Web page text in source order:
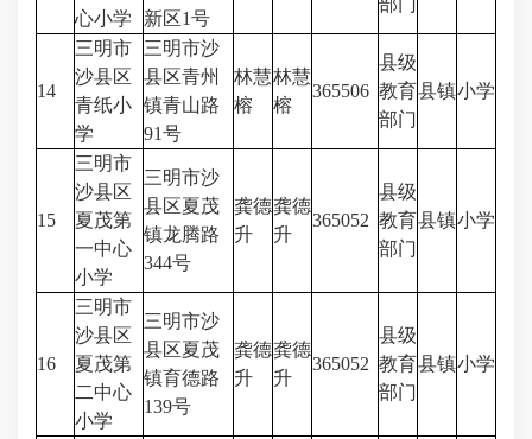
心小学
新区1号
部门
14
三明市
沙县区
青纸小
学
三明市沙
县区青州
镇青山路
91号
林慧
榕
林慧
榕
365506
县级
教育
部门
县镇小学
15
三明市
沙县区
夏茂第
一中心
小学
三明市沙
县区夏茂
镇龙腾路
344号
龚德
升
龚德
升
365052
县级
教育
部门
县镇小学
16
三明市
沙县区
夏茂第
二中心
小学
三明市沙
县区夏茂
镇育德路
139号
龚德
升
龚德
升
365052
县级
教育
部门
县镇小学